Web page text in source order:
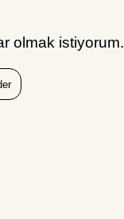
olmak istiyorum.